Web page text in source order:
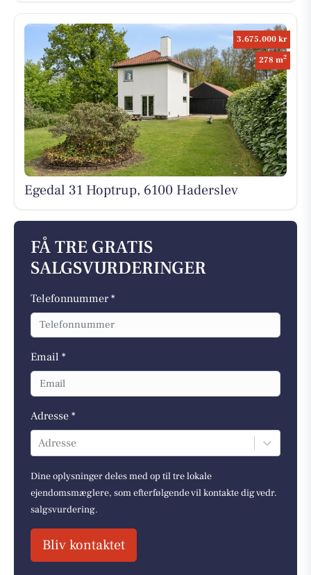
3.675.000 kr
278 m2
Egedal 31 Hoptrup, 6100 Haderslev
FÅ TRE GRATIS
SALGSVURDERINGER
Telefonnummer *
Email *
Adresse *
Adresse
Dine oplysninger deles med op til tre lokale
ejendomsmæglere, som efterfølgende vil kontakte dig vedr.
salgsvurdering.
Bliv kontaktet